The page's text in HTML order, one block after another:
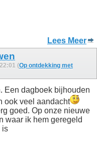
Lees Meer
(Op ontdekking met
Een dagboek bijhouden
ook veel aandacht
goed. Op onze nieuwe
waar ik hem geregeld
is